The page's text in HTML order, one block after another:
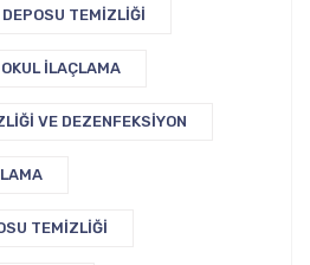
TEMIZLIĞI
İLAÇLAMA
VE DEZENFEKSIYON
TEMIZLIĞI